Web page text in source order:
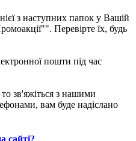
з наступних папок у Вашій
Перевірте їх, будь
пошти під час
зв'яжіться з нашими
вам буде надіслано